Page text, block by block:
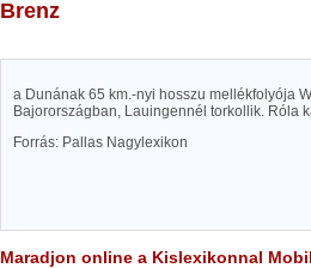
Brenz
a Dunának 65 km.-nyi hosszu mellékfolyója
Bajorországban, Lauingennél torkollik. Róla
Forrás: Pallas Nagylexikon
Maradjon online a Kislexikonnal